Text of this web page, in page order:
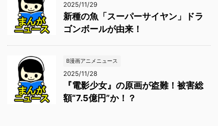
2025/11/29
新種の魚「スーパーサイヤン」ドラ
ゴンボールが由来！
B漫画アニメニュース
2025/11/28
『電影少女』の原画が盗難！被害総
額“7.5億円”か！？